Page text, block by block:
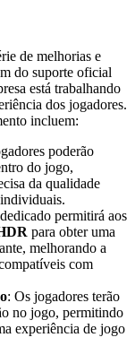
de melhorias e
do suporte oficial
está trabalhando
dos jogadores.
incluem:
poderão
do jogo,
da qualidade
permitirá aos
para obter uma
melhorando a
com
: Os jogadores terão
no jogo, permitindo
experiência de jogo